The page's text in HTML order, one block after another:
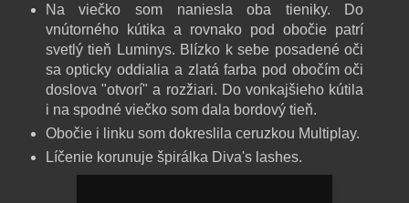
Na viečko som naniesla oba tieniky. Do
vnútorného kútika a rovnako pod obočie patrí
svetlý tieň Luminys. Blízko k sebe posadené oči
sa opticky oddialia a zlatá farba pod obočím oči
doslova "otvorí" a rozžiari. Do vonkajšieho kútila
i na spodné viečko som dala bordový tieň.
Obočie i linku som dokreslila ceruzkou Multiplay.
Líčenie korunuje špirálka Diva's lashes.